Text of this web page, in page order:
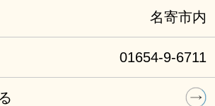
ウスの内で地元食材100％のしゃぶ
月下旬
名寄市内
01654-9-6711